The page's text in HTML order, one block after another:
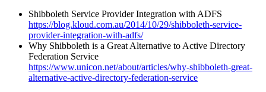
Shibboleth Service Provider Integration with ADFS
https://blog.kloud.com.au/2014/10/29/shibboleth-service-
provider-integration-with-adfs/
Why Shibboleth is a Great Alternative to Active Directory
Federation Service
https://www.unicon.net/about/articles/why-shibboleth-great-
alternative-active-directory-federation-service